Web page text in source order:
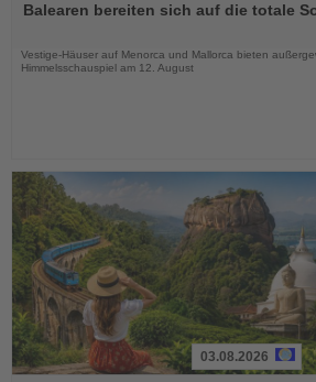
dieBalearen bereiten sich auf die totale
Vestige-Häuser auf Menorca und Mallorca bieten
Himmelsschauspiel am 12. August
03.08.2026